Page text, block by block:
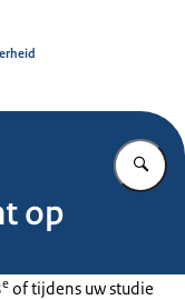
op
e of tijdens uw studie